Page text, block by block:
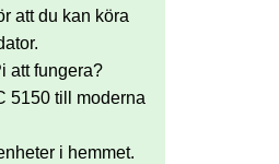
att du kan köra
att fungera?
5150 till moderna
i hemmet.